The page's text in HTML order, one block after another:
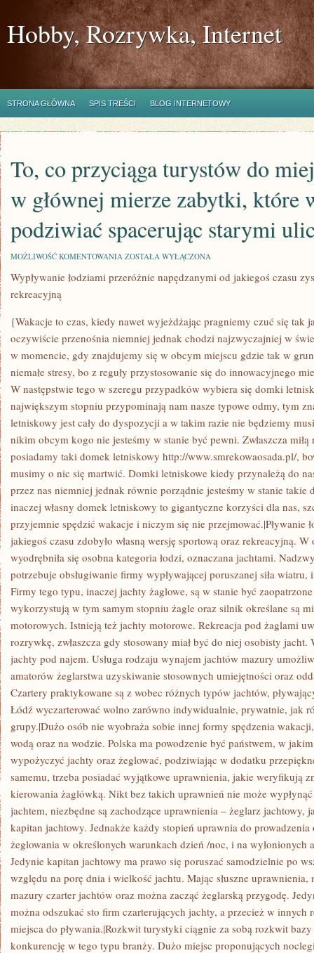
Hobby, Rozrywka, Internet
STRONA GŁÓWNA SPIS TREŚCI BLOG INTERNETOWY
To, co przyciąga turystów do
w głównej mierze zabytki, które
podziwiać spacerując starymi
MOŻLIWOŚĆ KOMENTOWANIA TO,
PRZYCIĄGA
PODRÓŻY
W
GŁÓWNEJ
MIERZE
ZABYTKI,
KTÓRE
WOLNO
PODZIWIAĆ
SPACERUJĄC
STARYMI
ULICZKAMI
ZOSTAŁA WYŁĄCZONA
Wypływanie łodziami przeróżnie napędzanymi od jakiegoś czasu
rekreacyjną
{Wakacje to czas, kiedy nawet wyjeżdżając pragniemy czuć się tak
oczywiście przenośnia niemniej jednak chodzi najzwyczajniej w
w momencie, gdy znajdujemy się w obcym miejscu gdzie tak w
niemałe stresy, bo z reguły przystosowanie się do innowacyjnego
W następstwie tego w szeregu przypadków wybiera się domki
największym stopniu przypominają nam nasze typowe odmy, tym
letniskowy jest cały do dyspozycji a w takim razie nie będziemy
nikim obcym kogo nie jesteśmy w stanie być pewni. Zwłaszcza
posiadamy taki domek letniskowy http://www.smrekowaosada.pl/,
musimy o nic się martwić. Domki letniskowe kiedy przynależą do
przez nas niemniej jednak równie porządnie jesteśmy w stanie
inaczej własny domek letniskowy to gigantyczne korzyści dla nas,
przyjemnie spędzić wakacje i niczym się nie przejmować.|Pływanie
jakiegoś czasu zdobyło własną wersję sportową oraz rekreacyjną.
wyodrębniła się osobna kategoria łodzi, oznaczana jachtami.
potrzebuje obsługiwanie firmy wypływającej poruszanej siła wiatru,
Firmy tego typu, inaczej jachty żaglowe, są w stanie być
wykorzystują w tym samym stopniu żagle oraz silnik określane są
motorowych. Istnieją też jachty motorowe. Rekreacja pod żaglami
rozrywkę, zwłaszcza gdy stosowany miał być do niej osobisty jacht.
jachty pod najem. Usługa rodzaju wynajem jachtów mazury
amatorów żeglarstwa uzyskiwanie stosownych umiejętności oraz
Czartery praktykowane są z wobec różnych typów jachtów,
Łódź wyczarterować wolno zarówno indywidualnie, prywatnie, jak
grupy.|Dużo osób nie wyobraża sobie innej formy spędzenia
wodą oraz na wodzie. Polska ma powodzenie być państwem, w
wypożyczyć jachty oraz żeglować, podziwiając w dodatku
samemu, trzeba posiadać wyjątkowe uprawnienia, jakie weryfikują
kierowania żaglówką. Nikt bez takich uprawnień nie może
jachtem, niezbędne są zachodzące uprawnienia – żeglarz jachtowy,
kapitan jachtowy. Jednakże każdy stopień uprawnia do
żeglowania w określonych warunkach dzień /noc, i na wyłonionych
Jedynie kapitan jachtowy ma prawo się poruszać samodzielnie po
względu na porę dnia i wielkość jachtu. Mając słuszne
mazury czarter jachtów oraz można zacząć żeglarską przygodę.
można odszukać sto firm czarterujących jachty, a przecież w innych
miejsca do pływania.|Rozkwit turystyki ciągnie za sobą rozkwit
konkurencję w tego typu branży. Dużo miejsc proponujących